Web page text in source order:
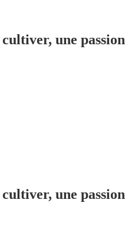
une passion
une passion